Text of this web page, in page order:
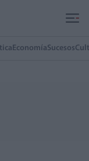
EconomíaSucesos